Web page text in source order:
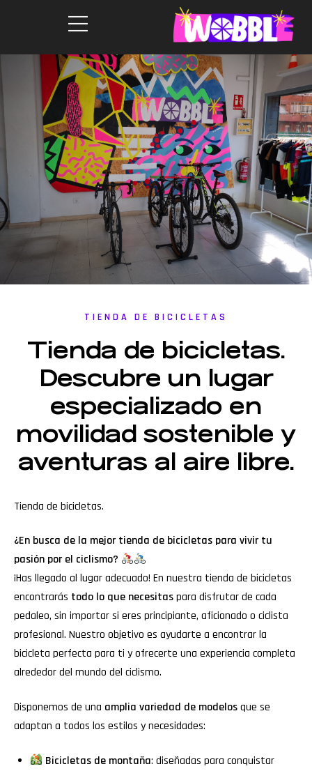
TIENDA DE BICICLETAS
Tienda de bicicletas.
Descubre un lugar
especializado en
movilidad sostenible y
aventuras al aire libre.
Tienda de bicicletas.
¿En busca de la mejor tienda de bicicletas para vivir tu
pasión por el ciclismo?
¡Has llegado al lugar adecuado! En nuestra tienda de bicicletas
encontrarás todo lo que necesitaspara disfrutar de cada
pedaleo, sin importar si eres principiante, aficionado o ciclista
profesional. Nuestro objetivo es ayudarte a encontrar la
bicicleta perfecta para ti y ofrecerte una experiencia completa
alrededor del mundo del ciclismo.
Disponemos de una amplia variedad de modelosque se
adaptan a todos los estilos y necesidades:
Bicicletas de montaña: diseñadas para conquistar